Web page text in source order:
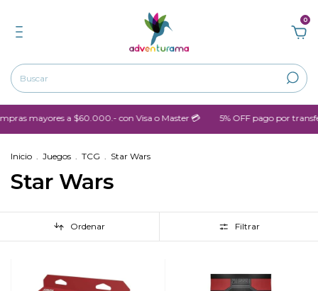
0
mayores a $60.000.- con Visa o Master 💳 5% OFF pago por
Inicio . Juegos . TCG . Star Wars
Star Wars
Ordenar Filtrar